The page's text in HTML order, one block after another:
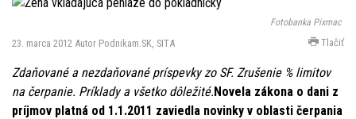
Fotobanka Pixmac
23. marca 2012 Autor Podnikam.SK, SITA Tlačiť
Zdaňované a nezdaňované príspevky zo SF. Zrušenie % limitov
na čerpanie. Príklady a všetko dôležité.Novela zákona o dani z
príjmov platná od 1.1.2011 zaviedla novinky v oblasti čerpania